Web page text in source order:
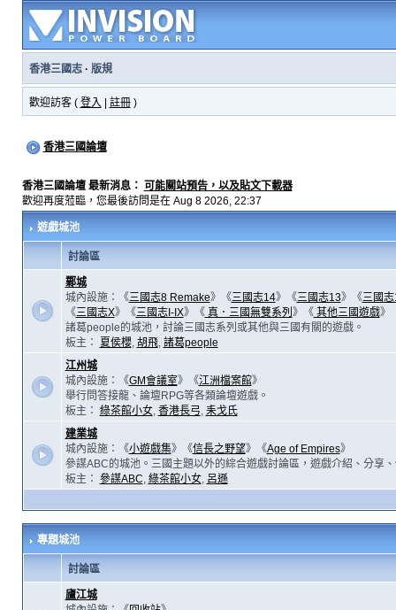
香港三國志· 版規
歡迎訪客 ( 登入 註冊)
香港三國論壇
香港三國論壇 最新消息： 可能關站預告，以及貼文下載器
歡迎再度蒞臨，您最後訪問是在 Aug 8 2026, 22:37
遊戲城池
討論區
鄴城
城內設施：《三國志8 Remake》《三國志14》《三國志13》《三國
《三國志X》《三國志I-IX》《真．三國無雙系列 》《其他三國遊戲》
諸葛people的城池，討論三國志系列或其他與三國有關的遊戲。
板主：
夏侯櫻, 胡飛, 諸葛people
江州城
城內設施：《GM會議室》《江洲檔案館》
舉行問答接龍、論壇RPG等各類論壇遊戲。
板主： 綠茶館小女, 香港長弓, 耒戈氏
建業城
城內設施：《小遊戲集》《信長之野望》《Age of Empires》
參謀ABC的城池。三國主題以外的綜合遊戲討論區，遊戲介紹、分享
板主： 參謀ABC, 綠茶館小女, 呂遜
專題城池
討論區
廬江城